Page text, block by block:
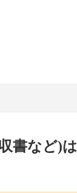
書など)は